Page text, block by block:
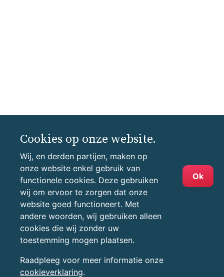
Cookies op onze website.
Wij, en derden partijen, maken op
onze website enkel gebruik van
functionele cookies. Deze gebruiken
wij om ervoor te zorgen dat onze
website goed functioneert. Met
andere woorden, wij gebruiken alleen
cookies die wij zonder uw
toestemming mogen plaatsen.
Raadpleeg voor meer informatie onze
cookieverklaring.
Ok